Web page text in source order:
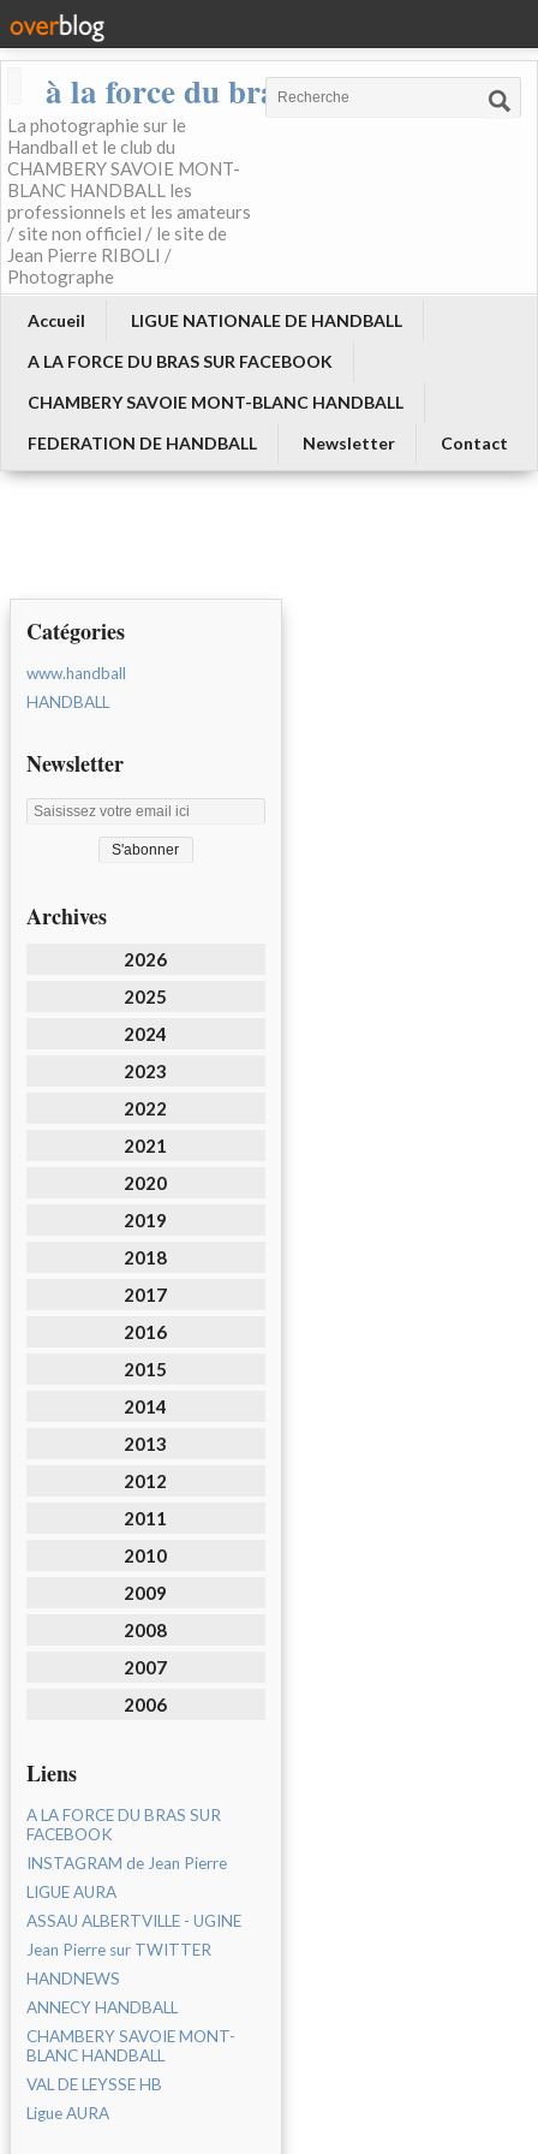
à la force du bras
La photographie sur le
Handball et le club du
CHAMBERY SAVOIE MONT-
BLANC HANDBALL les
professionnels et les amateurs
/ site non officiel / le site de
Jean Pierre RIBOLI /
Photographe
Accueil
LIGUE NATIONALE DE HANDBALL
A LA FORCE DU BRAS SUR FACEBOOK
CHAMBERY SAVOIE MONT-BLANC HANDBALL
FEDERATION DE HANDBALL
Newsletter Contact
Catégories
www.handball
HANDBALL
Newsletter
Archives
2026
2025
2024
2023
2022
2021
2020
2019
2018
2017
2016
2015
2014
2013
2012
2011
2010
2009
2008
2007
2006
Liens
A LA FORCE DU BRAS SUR
FACEBOOK
INSTAGRAM de Jean Pierre
LIGUE AURA
ASSAU ALBERTVILLE - UGINE
Jean Pierre sur TWITTER
HANDNEWS
ANNECY HANDBALL
CHAMBERY SAVOIE MONT-
BLANC HANDBALL
VAL DE LEYSSE HB
Ligue AURA